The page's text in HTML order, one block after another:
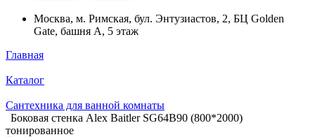
Москва, м. Римская, бул. Энтузиастов, 2, БЦ Golden
Gate, башня А, 5 этаж
Главная
Каталог
Сантехника для ванной комнаты
Боковая стенка Alex Baitler SG64B90 (800*2000)
тонированное